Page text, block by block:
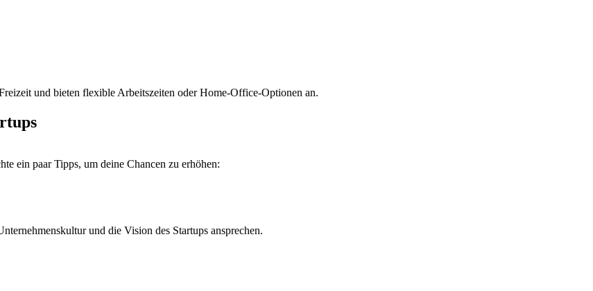
und bieten flexible Arbeitszeiten oder Home-Office-Optionen an.
ein paar Tipps, um deine Chancen zu erhöhen:
und die Vision des Startups ansprechen.